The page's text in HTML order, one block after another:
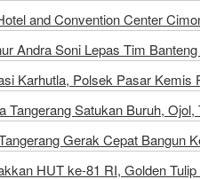
and Convention Center
Andra Soni Lepas Tim
Karhutla, Polsek Pasar Kemis
Tangerang Satukan Buruh,
Gerak Cepat Bangun
HUT ke-81 RI, Golden